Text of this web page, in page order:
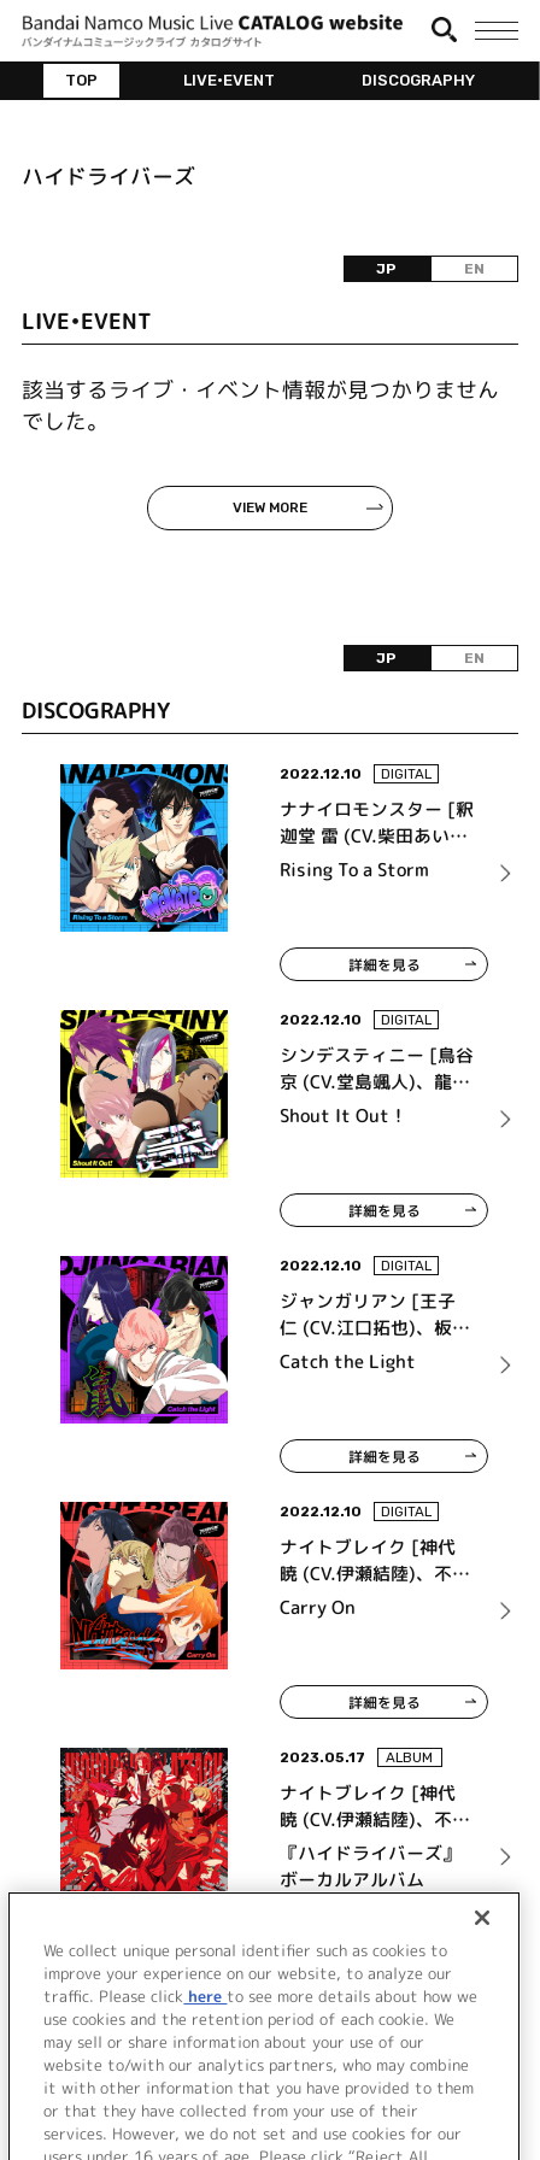
TOP LIVE•EVENT DISCOGRAPHY
ハイドライバーズ
JP EN
LIVE•EVENT
該当するライブ・イベント情報が見つかりません
でした。
VIEW MORE
JP EN
DISCOGRAPHY
2022.12.10 DIGITAL
ナナイロモンスター [釈
迦堂 雷 (CV.柴田あいば
ん)、藤堂 霞 (CV.鳥海浩
輔)、響・クラウド (CV.
Rising To a Storm
詳細を見る
2022.12.10 DIGITAL
シンデスティニー [鳥谷
京 (CV.堂島颯人)、龍ヶ
崎 圭 (CV.福西勝也)、早
Shout It Out！
詳細を見る
2022.12.10 DIGITAL
ジャンガリアン [王子
仁 (CV.江口拓也)、板垣
誠 (CV.吉野裕行)、
忠 (CV.平川大輔)]
Catch the Light
詳細を見る
2022.12.10 DIGITAL
ナイトブレイク [神代
暁 (CV.伊瀬結陸)、不知
火 帳 (CV.諏訪部順一)、
御子柴 朱 (CV.榊原優
慎)]
Carry On
詳細を見る
2023.05.17 ALBUM
ナイトブレイク [神代
暁 (CV.伊瀬結陸)、不知
火 帳 (CV.諏訪部順一)、
御子柴 朱 (CV.榊原優
希)、紅林 夕 (CV.古川
慎)]、ナナイロモンスタ
ー [釈迦堂 雷 (CV.柴田
あいばん)、藤堂 霞 (CV.
鳥海浩輔)、響・クラウ
ド (CV.福山 潤)]、シン
デスティニー [鳥谷 京
(CV.堂島颯人)、龍ヶ崎
圭 (CV.福西勝也)、早乙
女 麟 (CV.村瀬 歩)、亀
『ハイドライバーズ』
ボーカルアルバム
詳細を見る
VIEW MORE
We collect unique personal identifier such as cookies to
improve your experience on our website, to analyze our
traffic. Please click here to see more details about how we
use cookies and the retention period of each cookie. We
may sell or share information about your use of our
website to/with our analytics partners, who may combine
it with other information that you have provided to them
or that they have collected from your use of their
services. However, we do not set and use cookies for our